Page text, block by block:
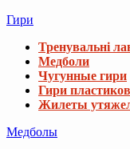
Гири
Тренувальні
Медболи
Чугунные гири
Гири
Жилеты
Медболы